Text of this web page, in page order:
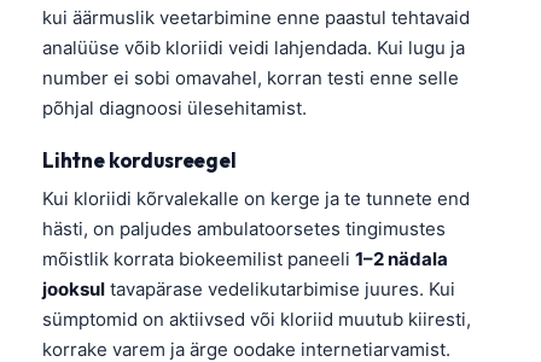
kui äärmuslik veetarbimine enne paastul tehtavaid
analüüse võib kloriidi veidi lahjendada. Kui lugu ja
number ei sobi omavahel, korran testi enne selle
põhjal diagnoosi ülesehitamist.
Lihtne kordusreegel
Kui kloriidi kõrvalekalle on kerge ja te tunnete end
hästi, on paljudes ambulatoorsetes tingimustes
mõistlik korrata biokeemilist paneeli 1–2 nädala
jooksul tavapärase vedelikutarbimise juures. Kui
sümptomid on aktiivsed või kloriid muutub kiiresti,
korrake varem ja ärge oodake internetiarvamist.
Հայերեն
Íslenska
Српски језик
Svenska
日本語
ქართული